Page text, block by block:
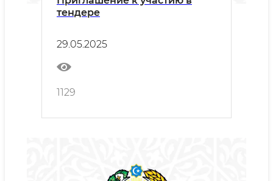
тендере
29.05.2025
1129